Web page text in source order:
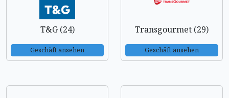
T&G (24)
Geschäft ansehen
Transgourmet (29)
Geschäft ansehen